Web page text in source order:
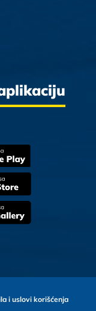
i uslovi korišćenja